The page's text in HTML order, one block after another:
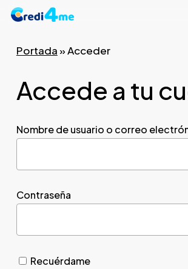
Skip
mainPortada»Acceder
Accede a tu
Nombre de usuario o correo
Contraseña
Recuérdame